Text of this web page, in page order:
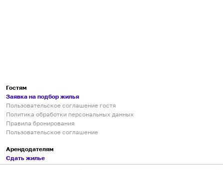
Гостям
Заявка на подбор жилья
Пользовательское соглашение гостя
Политика обработки персональных данных
Правила бронирования
Пользовательское соглашение
Арендодателям
Сдать жилье
Пользовательское соглашение